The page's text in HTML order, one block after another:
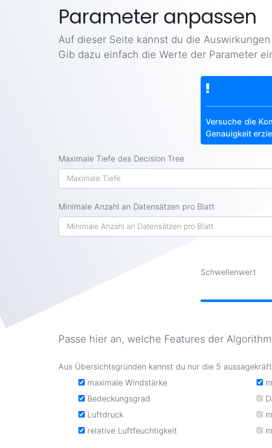
Parameter anpassen
Auf dieser Seite kannst du die
Gib dazu einfach die Werte der Parameter
Versuche die
Genauigkeit
Maximale Tiefe des Decision Tree
Minimale Anzahl an Datensätzen pro Blatt
Schwellenwert
Passe hier an, welche Features der
Aus Übersichtsgründen kannst du nur die 5
maximale Windstärke
Bedeckungsgrad
Luftdruck
relative Luftfeuchtigkeit